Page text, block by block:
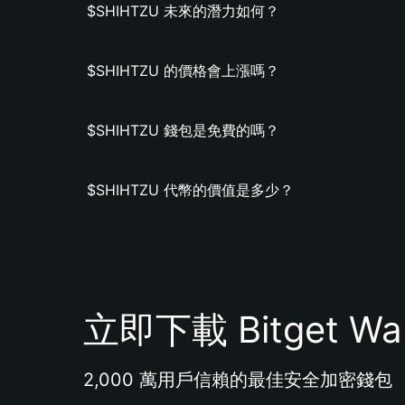
$SHIHTZU 未來的潛力如何？
$SHIHTZU 的價格會上漲嗎？
$SHIHTZU 錢包是免費的嗎？
$SHIHTZU 代幣的價值是多少？
立即下載 Bitget
2,000 萬用戶信賴的最佳安全加密錢包